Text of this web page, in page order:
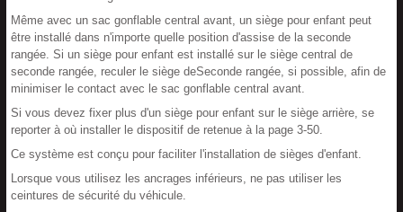
Même avec un sac gonflable central avant, un siège pour enfant peut
être installé dans n'importe quelle position d'assise de la seconde
rangée. Si un siège pour enfant est installé sur le siège central de
seconde rangée, reculer le siège deSeconde rangée, si possible, afin de
minimiser le contact avec le sac gonflable central avant.
Si vous devez fixer plus d'un siège pour enfant sur le siège arrière, se
reporter à où installer le dispositif de retenue à la page 3-50.
Ce système est conçu pour faciliter l'installation de sièges d'enfant.
Lorsque vous utilisez les ancrages inférieurs, ne pas utiliser les
ceintures de sécurité du véhicule.